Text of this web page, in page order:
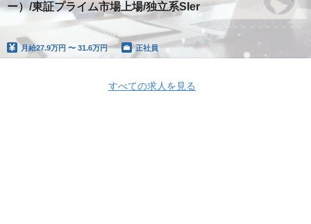
ー）/東証プライム市場上場/独立系SIer
月給27.9万円 〜 31.6万円 正社員
すべての求人を見る